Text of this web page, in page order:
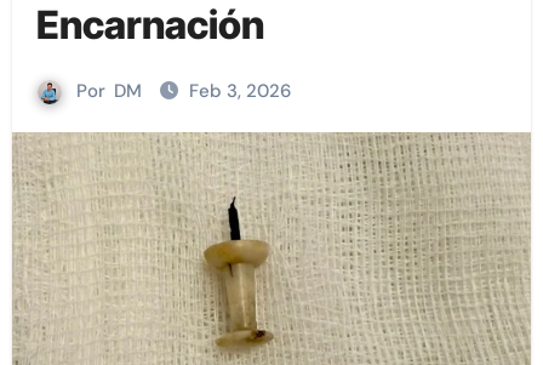
Encarnación
Por DM Feb 3, 2026